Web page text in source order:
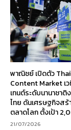
พาณิชย์ เปิดตัว
Content Market เ
เทนต์ระดับนานาชา
ไทย ดันเศรษฐกิจส
ตลาดโลก ตั้งเป้า
21/07/2026